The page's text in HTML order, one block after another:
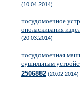
(10.04.2014)
посудомоечное
ополаскивания
(20.03.2014)
посудомоечная
сушильным
2506882 (20.02.2014)